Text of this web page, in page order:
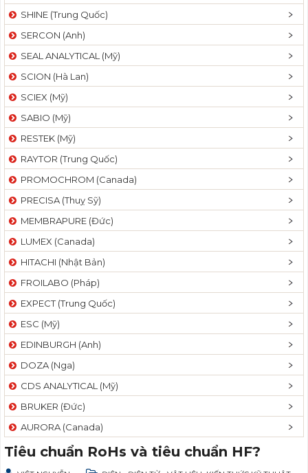
SHINE (Trung Quốc)
SERCON (Anh)
SEAL ANALYTICAL (Mỹ)
SCION (Hà Lan)
SCIEX (Mỹ)
SABIO (Mỹ)
RESTEK (Mỹ)
RAYTOR (Trung Quốc)
PROMOCHROM (Canada)
PRECISA (Thuỵ Sỹ)
MEMBRAPURE (Đức)
LUMEX (Canada)
HITACHI (Nhật Bản)
FROILABO (Pháp)
EXPECT (Trung Quốc)
ESC (Mỹ)
EDINBURGH (Anh)
DOZA (Nga)
CDS ANALYTICAL (Mỹ)
BRUKER (Đức)
AURORA (Canada)
Tiêu chuẩn RoHs và tiêu chuẩn HF?